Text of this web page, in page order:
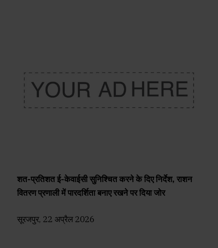
शत-प्रतिशत ई-केवाईसी सुनिश्चित करने के दिए निर्देश, राशन
वितरण प्रणाली में पारदर्शिता बनाए रखने पर दिया जोर
सूरजपुर, 22 अप्रैल 2026